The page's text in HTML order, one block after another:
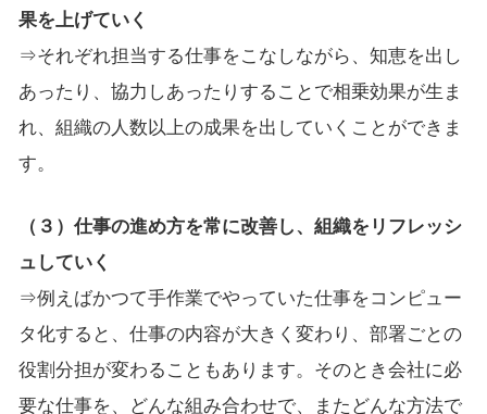
果を上げていく
⇒それぞれ担当する仕事をこなしながら、知恵を出し
あったり、協力しあったりすることで相乗効果が生ま
れ、組織の人数以上の成果を出していくことができま
す。
（３）仕事の進め方を常に改善し、組織をリフレッシ
ュしていく
⇒例えばかつて手作業でやっていた仕事をコンピュー
タ化すると、仕事の内容が大きく変わり、部署ごとの
役割分担が変わることもあります。そのとき会社に必
要な仕事を、どんな組み合わせで、またどんな方法で